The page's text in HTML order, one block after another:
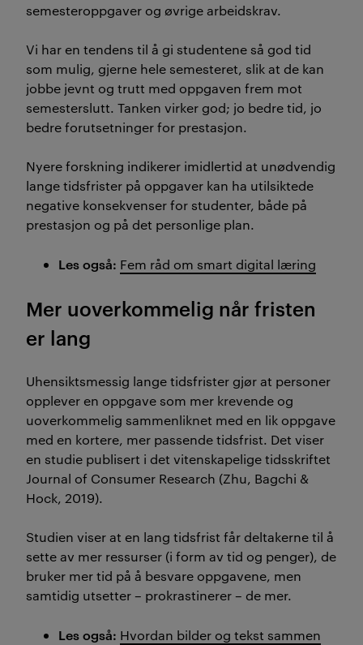
semesteroppgaver og øvrige arbeidskrav.
Vi har en tendens til å gi studentene så god tid
som mulig, gjerne hele semesteret, slik at de kan
jobbe jevnt og trutt med oppgaven frem mot
semesterslutt. Tanken virker god; jo bedre tid, jo
bedre forutsetninger for prestasjon.
Nyere forskning indikerer imidlertid at unødvendig
lange tidsfrister på oppgaver kan ha utilsiktede
negative konsekvenser for studenter, både på
prestasjon og på det personlige plan.
Les også: Fem råd om smart digital læring
Mer uoverkommelig når fristen
er lang
Uhensiktsmessig lange tidsfrister gjør at personer
opplever en oppgave som mer krevende og
uoverkommelig sammenliknet med en lik oppgave
med en kortere, mer passende tidsfrist. Det viser
en studie publisert i det vitenskapelige tidsskriftet
Journal of Consumer Research (Zhu, Bagchi &
Hock, 2019).
Studien viser at en lang tidsfrist får deltakerne til å
sette av mer ressurser (i form av tid og penger), de
bruker mer tid på å besvare oppgavene, men
samtidig utsetter – prokrastinerer – de mer.
Les også: Hvordan bilder og tekst sammen